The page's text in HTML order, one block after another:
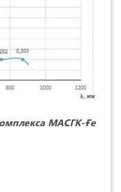
МАСГК-Ғе